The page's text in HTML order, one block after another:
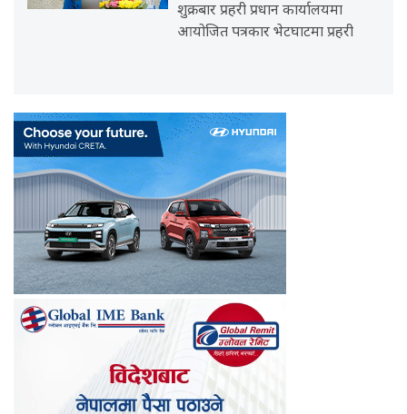
शुक्रबार प्रहरी प्रधान कार्यालयमा
आयोजित पत्रकार भेटघाटमा प्रहरी